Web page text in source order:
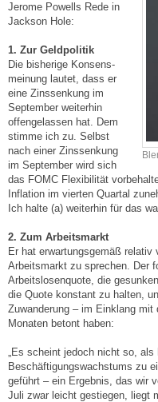
Jerome Powells Rede in
Jackson Hole:
1. Zur Geldpolitik
Die bisherige Konsens­
meinung lautet, dass er
eine Zins­senkung im
Sep­tember weiterhin
offen­gelassen hat. Dem
stimme ich zu. Selbst
nach einer Zins­senkung
im Sep­tember wird sich
das FOMC Flexibilität
Inflation im vierten Quartal
Ich halte (a) weiterhin für das
2. Zum Arbeitsmarkt
Er hat erwartungsgemäß
Arbeitsmarkt zu sprechen. Der
Arbeitslosenquote, die
die Quote konstant zu halten,
Zuwanderung – im Einklang
Monaten betont haben:
„Es scheint jedoch nicht so,
Beschäftigungswachstums zu
geführt – ein Ergebnis, das wir
Juli zwar leicht gestiegen, liegt